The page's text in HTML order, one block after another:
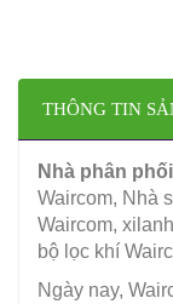
THÔNG TIN
Nhà phân
Waircom, Nhà
Waircom,
bộ lọc khí
Ngày nay,